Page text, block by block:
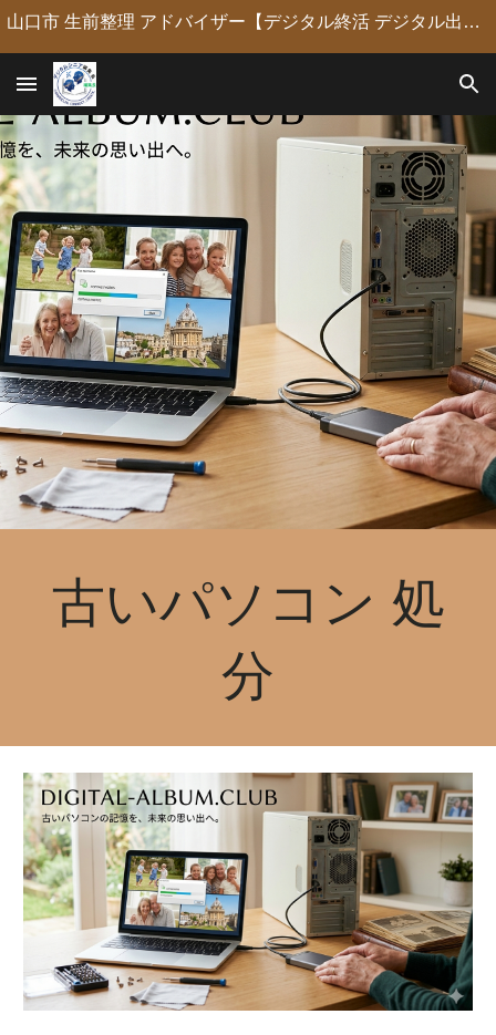
山口市 生前整理 アドバイザー【デジタル終活 デジタル出版 デジタルシニア編集長】定年後の人生の物語を「最高のデジタル資産」に編集・昇華。 古いネガやVHSのデジタル化からプロの構成による自分史動画制作、終活事務までトータルサポート。 長年のキャリアを持つプロがあなたの想いの継承を全力で支援します。
古いパソコン 処
分